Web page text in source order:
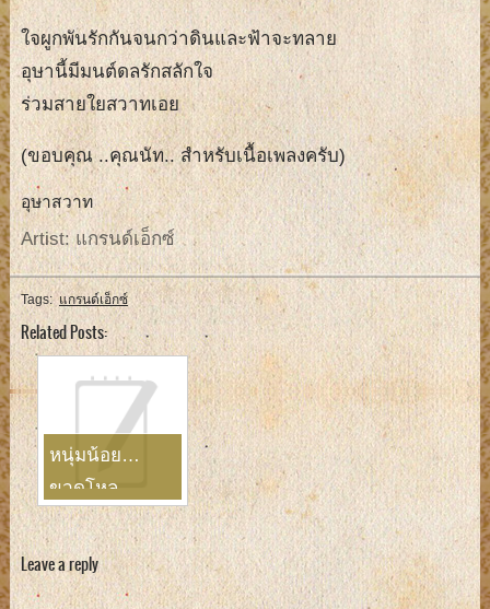
ใจผูกพันรักกันจนกว่าดินและฟ้าจะทลาย
อุษานี้มีมนต์ดลรักสลักใจ
ร่วมสายใยสวาทเอย
(ขอบคุณ ..คุณนัท.. สำหรับเนื้อเพลงครับ)
อุษาสวาท
Artist: แกรนด์เอ็กซ์
Tags:แกรนด์เอ็กซ์
Related Posts:
หนุ่มน้อย…
ขวดโหล
Leave a reply